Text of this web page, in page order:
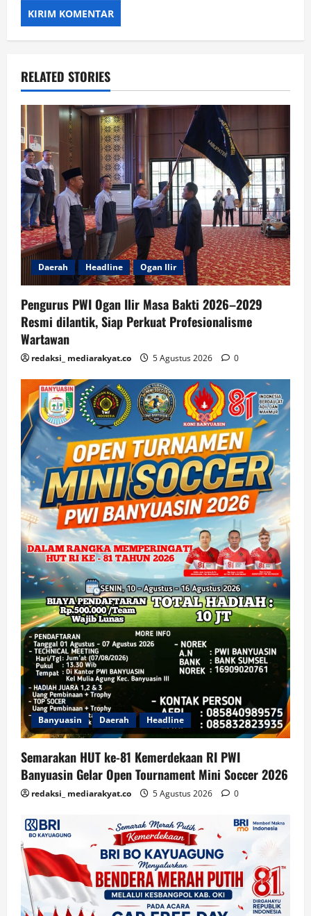
RELATED STORIES
Daerah Headline Ogan Ilir
Pengurus PWI Ogan Ilir Masa Bakti 2026–2029
Resmi dilantik, Siap Perkuat Profesionalisme
Wartawan
redaksi_ mediarakyat.co 5 Agustus 2026 0
Banyuasin Daerah Headline
Semarakan HUT ke-81 Kemerdekaan RI PWI
Banyuasin Gelar Open Tournament Mini Soccer 2026
redaksi_ mediarakyat.co 5 Agustus 2026 0